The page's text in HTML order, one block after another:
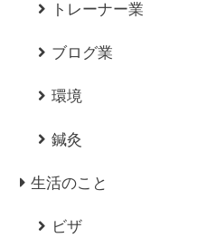
トレーナー業
ブログ業
環境
鍼灸
生活のこと
ビザ